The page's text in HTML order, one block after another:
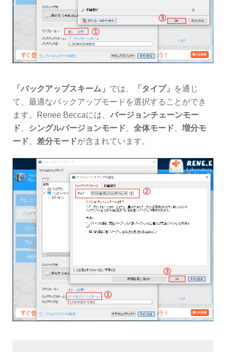
「バックアップスキーム」 では、 「タイプ」
を通じ
て、最適なバックアップモードを選択することができ
ます。Renee Beccaには、 バージョンチェーンモー
ド
シングルバージョンモード 全体モード
増分モ
ード
差分モードが含まれています。